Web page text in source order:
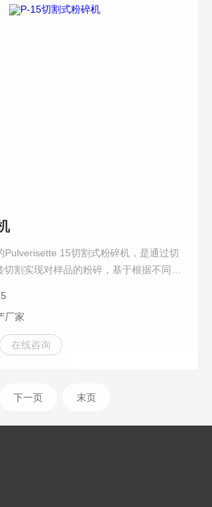
Pulverisette 15切割式粉碎机，是通过切
割实现对样品的粉碎，基于根据不同材
设置不同的切割角度，从而实现切割转子
料进行研磨和粉碎。
厂家
在线咨询
下一页 末页